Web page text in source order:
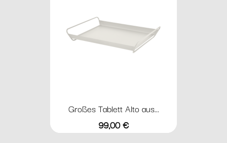
Großes Tablett Alto aus...
Preis
99,00 €